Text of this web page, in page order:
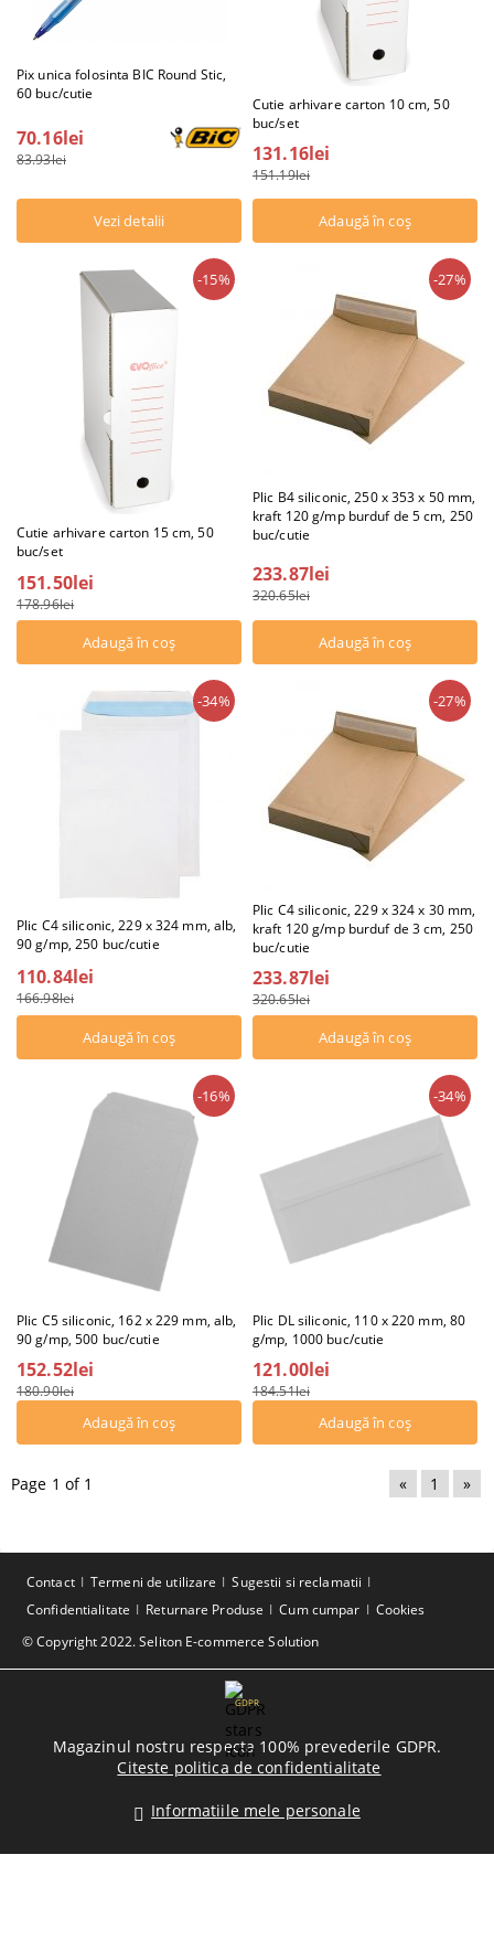
Pix unica folosinta BIC Round Stic,
60 buc/cutie
70.16lei
83.93lei
Vezi detalii
Cutie arhivare carton 10 cm, 50
buc/set
131.16lei
151.19lei
Cutie arhivare carton 15 cm, 50
buc/set
-15%
151.50lei
178.96lei
Plic B4 siliconic, 250 x 353 x 50 mm,
kraft 120 g/mp burduf de 5 cm, 250
buc/cutie
-27%
233.87lei
320.65lei
Plic C4 siliconic, 229 x 324 mm, alb,
90 g/mp, 250 buc/cutie
-34%
110.84lei
166.98lei
Plic C4 siliconic, 229 x 324 x 30 mm,
kraft 120 g/mp burduf de 3 cm, 250
buc/cutie
-27%
233.87lei
320.65lei
Plic C5 siliconic, 162 x 229 mm, alb,
90 g/mp, 500 buc/cutie
-16%
152.52lei
180.90lei
Plic DL siliconic, 110 x 220 mm, 80
g/mp, 1000 buc/cutie
-34%
121.00lei
184.51lei
Page 1 of 1 « 1 »
© Copyright 2022. Seliton E-commerce Solution
Contact Termeni de utilizare
Sugestii si reclamatii
Confidentialitate
Returnare Produse Cum cumpar Cookies
GDPR
Magazinul nostru respecta 100% prevederile GDPR.
Citeste politica de confidentialitate
Informatiile mele personale